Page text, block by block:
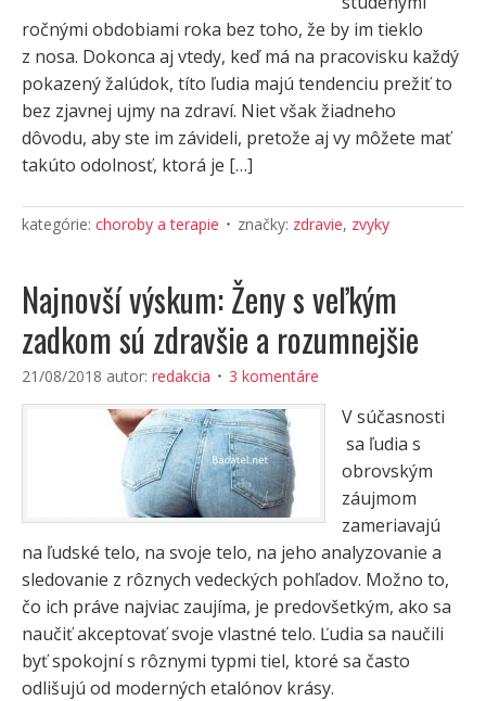
ročnými obdobiami roka bez toho, že by im tieklo
z nosa. Dokonca aj vtedy, keď má na pracovisku každý
pokazený žalúdok, títo ľudia majú tendenciu prežiť to
bez zjavnej ujmy na zdraví. Niet však žiadneho
dôvodu, aby ste im závideli, pretože aj vy môžete mať
takúto odolnosť, ktorá je […]
kategórie: choroby a terapie značky: zdravie, zvyky
Najnovší výskum: Ženy s veľkým
zadkom sú zdravšie a rozumnejšie
21/08/2018 autor: redakcia 3 komentáre
V súčasnosti
sa ľudia s
obrovským
záujmom
zameriavajú
na ľudské telo, na svoje telo, na jeho analyzovanie a
sledovanie z rôznych vedeckých pohľadov. Možno to,
čo ich práve najviac zaujíma, je predovšetkým, ako sa
naučiť akceptovať svoje vlastné telo. Ľudia sa naučili
byť spokojní s rôznymi typmi tiel, ktoré sa často
odlišujú od moderných etalónov krásy.